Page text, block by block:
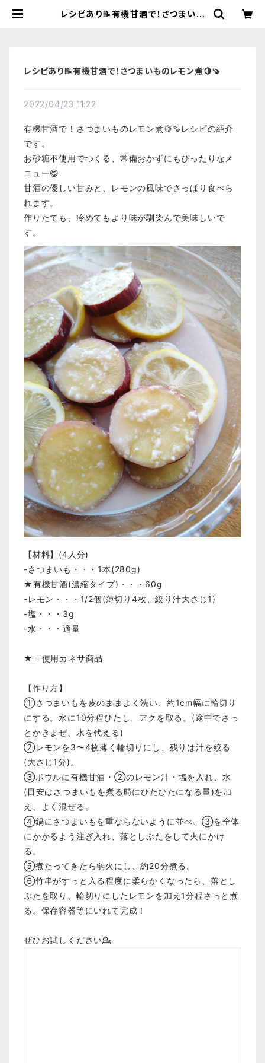
レシピあり📝有機甘酒で！さつまいも
レシピあり📝有機甘酒で！さつまいものレモン煮🍋🍠
2022/04/23 11:22
有機甘酒で！さつまいものレモン煮🍋🍠レシピの紹介
です。
お砂糖不使用でつくる、常備おかずにもぴったりなメ
ニュー😋
甘酒の優しい甘みと、レモンの風味でさっぱり食べら
れます。
作りたても、冷めてもより味が馴染んで美味しいで
す。
【材料】(4人分)
-さつまいも・・・1本(280g)
★有機甘酒(濃縮タイプ)・・・60g
-レモン・・・1/2個(薄切り4枚、絞り汁大さじ1)
-塩・・・3g
-水・・・適量
★＝使用カネサ商品
【作り方】
①さつまいもを皮のままよく洗い、約1cm幅に輪切り
にする。水に10分程ひたし、アクを取る。(途中でさっ
とかきまぜ、水を代える)
②レモンを3〜4枚薄く輪切りにし、残りは汁を絞る
(大さじ1分)。
③ボウルに有機甘酒・②のレモン汁・塩を入れ、水
(目安はさつまいもを煮る時にひたひたになる量)を加
え、よく混ぜる。
④鍋にさつまいもを重ならないように並べ、③を全体
にかかるよう注ぎ入れ、落としぶたをして火にかけ
る。
⑤煮たってきたら弱火にし、約20分煮る。
⑥竹串がすっと入る程度に柔らかくなったら、落とし
ぶたを取り、輪切りにしたレモンを加え1分程さっと煮
る。保存容器等にいれて完成！
ぜひお試しください💁